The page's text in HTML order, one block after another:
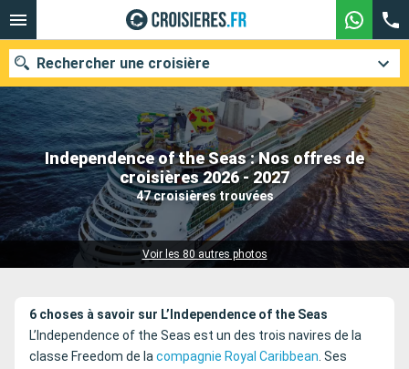
Independence of the Seas : Nos offres de
croisières 2026 - 2027
47 croisières trouvées
Voir les 80 autres photos
Rechercher une croisière
Nos destinations
Mois de départ
Compagnies
6 choses à savoir sur L’Independence of the Seas
L’Independence of the Seas est un des trois navires de la
classe Freedom de lacompagnie Royal Caribbean. Ses